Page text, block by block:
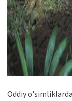
Oddiy